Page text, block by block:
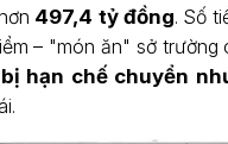
497,4 tỷ đồng. Số
– "món ăn" sở
hạn chế chuyển